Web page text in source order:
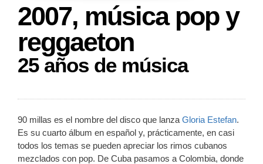
2007, música pop y
reggaeton
25 años de música
90 millas es el nombre del disco que lanza Gloria Estefan.
Es su cuarto álbum en español y, prácticamente, en casi
todos los temas se pueden apreciar los rimos cubanos
mezclados con pop. De Cuba pasamos a Colombia, donde